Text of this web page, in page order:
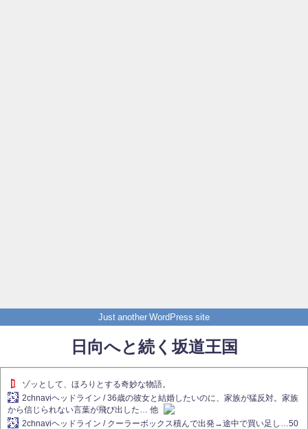
Just another WordPress site
日向へと続く坂道王国
ゾッとして、ほろりとする奇妙な物語。
2chnaviヘッドライン / 36歳の彼女と結婚したいのに、家族が猛反対。家族
から信じられない言葉が飛び出した… 他
2chnaviヘッドライン / クーラーボックス積んで出発→途中で買い足し…50